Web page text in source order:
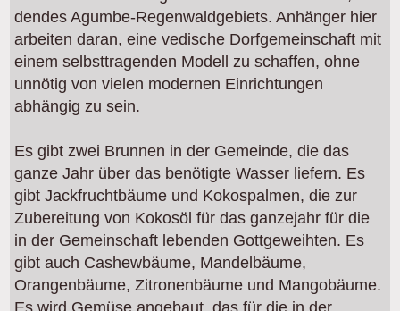
dendes Agumbe-Regenwaldgebiets. Anhänger hier
arbeiten daran, eine vedische Dorfgemeinschaft mit
einem selbsttragenden Modell zu schaffen, ohne
unnötig von vielen modernen Einrichtungen
abhängig zu sein.
Es gibt zwei Brunnen in der Gemeinde, die das
ganze Jahr über das benötigte Wasser liefern. Es
gibt Jackfruchtbäume und Kokospalmen, die zur
Zubereitung von Kokosöl für das ganzejahr für die
in der Gemeinschaft lebenden Gottgeweihten. Es
gibt auch Cashewbäume, Mandelbäume,
Orangenbäume, Zitronenbäume und Mangobäume.